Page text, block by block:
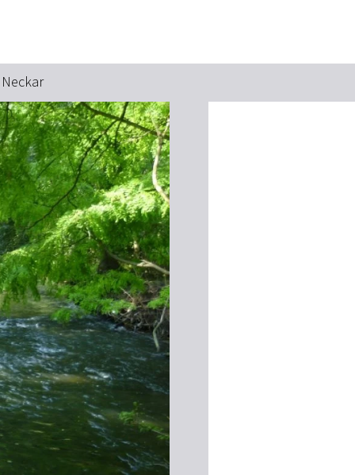
Suchbegriff
Das könnte Sie interessieren
Stadtführungen
Ausflugsziele
Wein
Wandern